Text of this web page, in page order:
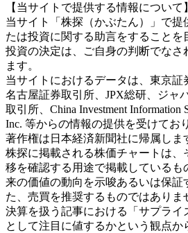
【当サイトで提供する情報について】
当サイト「株探（かぶたん）」で提
たは投資に関する助言をすることを
投資の決定は、ご自身の判断でなさ
ます。
当サイトにおけるデータは、東京証
名古屋証券取引所、JPX総研、ジャ
取引所、China Investment Information
Inc. 等からの情報の提供を受けてお
著作権は日本経済新聞社に帰属しま
株探に掲載される株価チャートは、
移を確認する用途で掲載しているも
来の価値の動向を示唆あるいは保証
た、売買を推奨するものではありま
決算を扱う記事における「サプライ
として注目に値するかという観点か